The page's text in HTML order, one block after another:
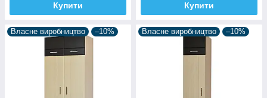
Купити Купити
Власне виробництво –10% Власне виробництво –10%